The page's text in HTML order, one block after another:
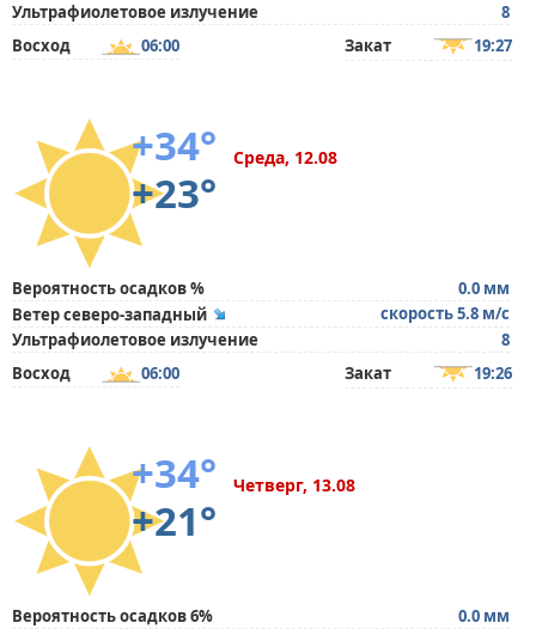
Ультрафиолетовое излучение
8
Восход
06:00 Закат 19:27
+34°
+23°
Среда, 12.08
Вероятность осадков %
0.0 мм
Ветер северо-западный
скорость 5.8 м/с
Ультрафиолетовое излучение
8
Восход
06:00 Закат 19:26
+34°
+21°
Четверг, 13.08
Вероятность осадков 6%
0.0 мм